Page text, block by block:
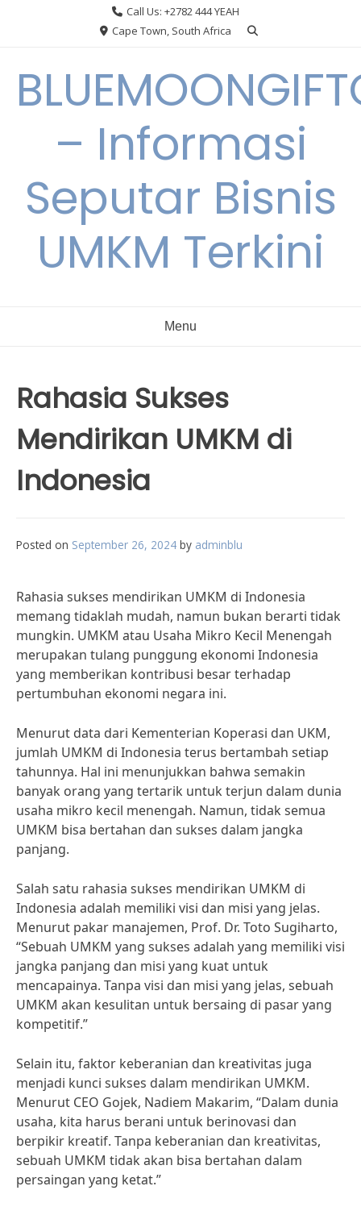
Call Us: +2782 444 YEAH
Cape Town, South Africa
– Informasi
Seputar Bisnis
UMKM Terkini
Menu
Rahasia Sukses
Mendirikan UMKM di
Indonesia
Posted on September 26, 2024 by adminblu
Rahasia sukses mendirikan UMKM di Indonesia
memang tidaklah mudah, namun bukan berarti tidak
mungkin. UMKM atau Usaha Mikro Kecil Menengah
merupakan tulang punggung ekonomi Indonesia
yang memberikan kontribusi besar terhadap
pertumbuhan ekonomi negara ini.
Menurut data dari Kementerian Koperasi dan UKM,
jumlah UMKM di Indonesia terus bertambah setiap
tahunnya. Hal ini menunjukkan bahwa semakin
banyak orang yang tertarik untuk terjun dalam dunia
usaha mikro kecil menengah. Namun, tidak semua
UMKM bisa bertahan dan sukses dalam jangka
panjang.
Salah satu rahasia sukses mendirikan UMKM di
Indonesia adalah memiliki visi dan misi yang jelas.
Menurut pakar manajemen, Prof. Dr. Toto Sugiharto,
“Sebuah UMKM yang sukses adalah yang memiliki visi
jangka panjang dan misi yang kuat untuk
mencapainya. Tanpa visi dan misi yang jelas, sebuah
UMKM akan kesulitan untuk bersaing di pasar yang
kompetitif.”
Selain itu, faktor keberanian dan kreativitas juga
menjadi kunci sukses dalam mendirikan UMKM.
Menurut CEO Gojek, Nadiem Makarim, “Dalam dunia
usaha, kita harus berani untuk berinovasi dan
berpikir kreatif. Tanpa keberanian dan kreativitas,
sebuah UMKM tidak akan bisa bertahan dalam
persaingan yang ketat.”